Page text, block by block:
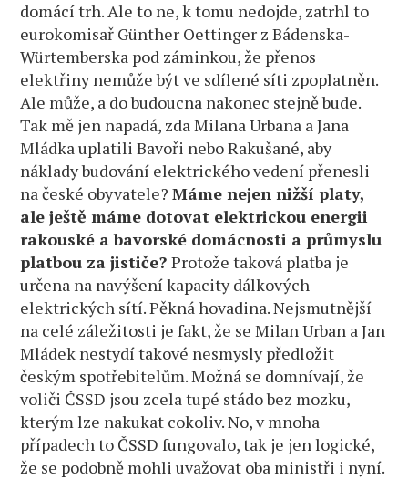
domácí trh. Ale to ne, k tomu nedojde, zatrhl to
eurokomisař Günther Oettinger z Bádenska-
Würtemberska pod záminkou, že přenos
elektřiny nemůže být ve sdílené síti zpoplatněn.
Ale může, a do budoucna nakonec stejně bude.
Tak mě jen napadá, zda Milana Urbana a Jana
Mládka uplatili Bavoři nebo Rakušané, aby
náklady budování elektrického vedení přenesli
na české obyvatele?Máme nejen nižší platy,
ale ještě máme dotovat elektrickou energii
rakouské a bavorské domácnosti a průmyslu
platbou za jističe?Protože taková platba je
určena na navýšení kapacity dálkových
elektrických sítí. Pěkná hovadina. Nejsmutnější
na celé záležitosti je fakt, že se Milan Urban a Jan
Mládek nestydí takové nesmysly předložit
českým spotřebitelům. Možná se domnívají, že
voliči ČSSD jsou zcela tupé stádo bez mozku,
kterým lze nakukat cokoliv. No, v mnoha
případech to ČSSD fungovalo, tak je jen logické,
že se podobně mohli uvažovat oba ministři i nyní.